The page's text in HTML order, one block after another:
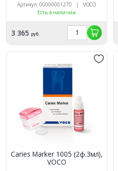
Артикул: 00000001270 | VOCO
Есть в наличии
3 365 руб.
Caries Marker 1005 (2ф.3мл),
VOCO